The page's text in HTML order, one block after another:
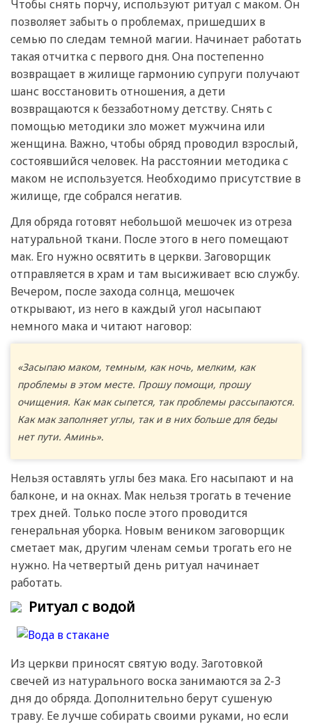
Чтобы снять порчу, используют ритуал с маком. Он
позволяет забыть о проблемах, пришедших в
семью по следам темной магии. Начинает работать
такая отчитка с первого дня. Она постепенно
возвращает в жилище гармонию супруги получают
шанс восстановить отношения, а дети
возвращаются к беззаботному детству. Снять с
помощью методики зло может мужчина или
женщина. Важно, чтобы обряд проводил взрослый,
состоявшийся человек. На расстоянии методика с
маком не используется. Необходимо присутствие в
жилище, где собрался негатив.
Для обряда готовят небольшой мешочек из отреза
натуральной ткани. После этого в него помещают
мак. Его нужно освятить в церкви. Заговорщик
отправляется в храм и там высиживает всю службу.
Вечером, после захода солнца, мешочек
открывают, из него в каждый угол насыпают
немного мака и читают наговор:
«Засыпаю маком, темным, как ночь, мелким, как
проблемы в этом месте. Прошу помощи, прошу
очищения. Как мак сыпется, так проблемы рассыпаются.
Как мак заполняет углы, так и в них больше для беды
нет пути. Аминь».
Нельзя оставлять углы без мака. Его насыпают и на
балконе, и на окнах. Мак нельзя трогать в течение
трех дней. Только после этого проводится
генеральная уборка. Новым веником заговорщик
сметает мак, другим членам семьи трогать его не
нужно. На четвертый день ритуал начинает
работать.
Ритуал с водой
Из церкви приносят святую воду. Заготовкой
свечей из натурального воска занимаются за 2-3
дня до обряда. Дополнительно берут сушеную
траву. Ее лучше собирать своими руками, но если